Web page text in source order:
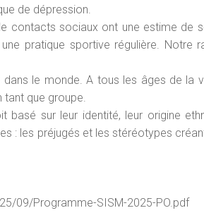
de dépression.
contacts sociaux ont une estime de
pratique sportive régulière. Notre
le monde. A tous les âges de la
tant que groupe.
basé sur leur identité, leur origine
: les préjugés et les stéréotypes
09/Programme-SISM-2025-PO.pdf